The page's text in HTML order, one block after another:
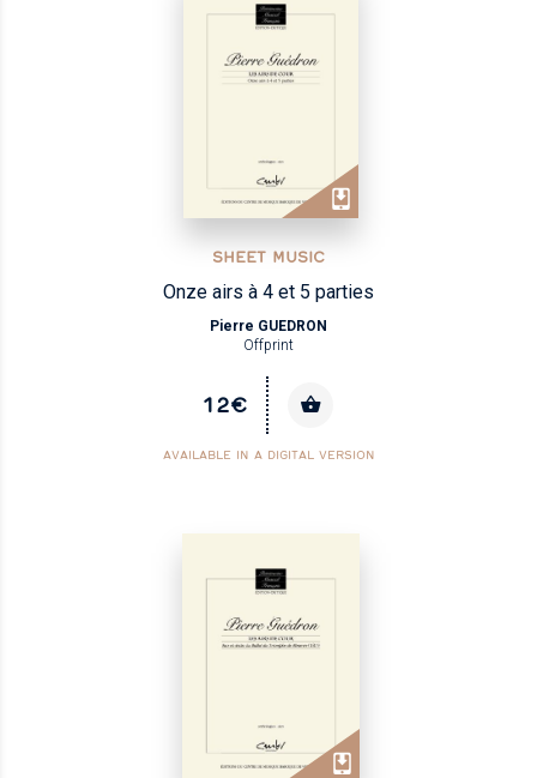
SHEET MUSIC
Onze airs à 4 et 5 parties
Pierre GUEDRON
Offprint
12€
AVAILABLE IN A DIGITAL VERSION